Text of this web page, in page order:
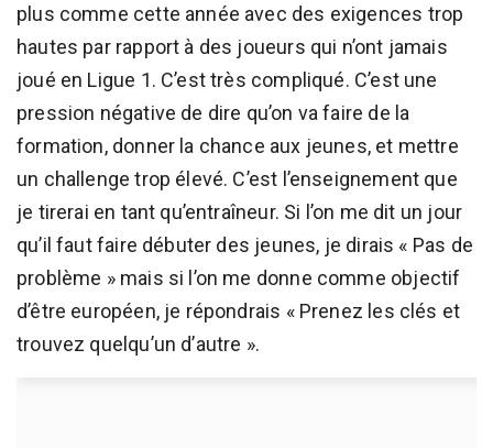
plus comme cette année avec des exigences trop
hautes par rapport à des joueurs qui n’ont jamais
joué en Ligue 1. C’est très compliqué. C’est une
pression négative de dire qu’on va faire de la
formation, donner la chance aux jeunes, et mettre
un challenge trop élevé. C’est l’enseignement que
je tirerai en tant qu’entraîneur. Si l’on me dit un jour
qu’il faut faire débuter des jeunes, je dirais « Pas de
problème » mais si l’on me donne comme objectif
d’être européen, je répondrais « Prenez les clés et
trouvez quelqu’un d’autre ».